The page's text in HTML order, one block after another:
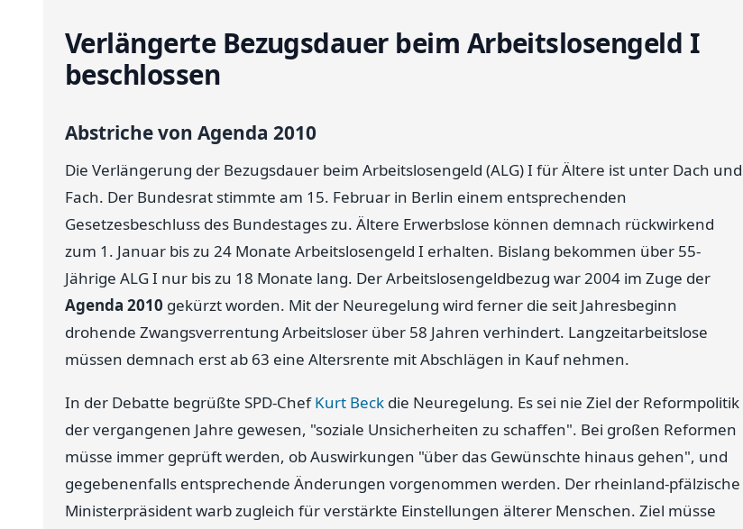
Verlängerte Bezugsdauer beim Arbeitslosengeld I
beschlossen
Abstriche von Agenda 2010
Die Verlängerung der Bezugsdauer beim Arbeitslosengeld (ALG) I für Ältere ist unter Dach und
Fach. Der Bundesrat stimmte am 15. Februar in Berlin einem entsprechenden
Gesetzesbeschluss des Bundestages zu. Ältere Erwerbslose können demnach rückwirkend
zum 1. Januar bis zu 24 Monate Arbeitslosengeld I erhalten. Bislang bekommen über 55-
Jährige ALG I nur bis zu 18 Monate lang. Der Arbeitslosengeldbezug war 2004 im Zuge der
Agenda 2010 gekürzt worden. Mit der Neuregelung wird ferner die seit Jahresbeginn
drohende Zwangsverrentung Arbeitsloser über 58 Jahren verhindert. Langzeitarbeitslose
müssen demnach erst ab 63 eine Altersrente mit Abschlägen in Kauf nehmen.
In der Debatte begrüßte SPD-ChefKurt Beck die Neuregelung. Es sei nie Ziel der Reformpolitik
der vergangenen Jahre gewesen, "soziale Unsicherheiten zu schaffen". Bei großen Reformen
müsse immer geprüft werden, ob Auswirkungen "über das Gewünschte hinaus gehen", und
gegebenenfalls entsprechende Änderungen vorgenommen werden. Der rheinland-pfälzische
Ministerpräsident warb zugleich für verstärkte Einstellungen älterer Menschen. Ziel müsse